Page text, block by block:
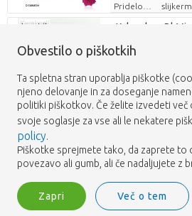
Loading...
Cena za kos
Loading...
Cena za kos
Loading...
Kalanchoe Bl
Cena za kos
Zaloga
Št. rastlin/lonec
1
Pridelovalec
fa. jan
Kalanchoe Bl
Cena za kos
Skupaj:
?
Št. rastlin/lonec
1
Pridelovalec
kp
Kalanchoe Bl
Obvestilo o piškotkih
Ta spletna stran uporablja piškotke
njeno delovanje in za doseganje
politiki piškotkov. Če želite izvedeti več
svoje soglasje za vse ali le nekatere
policy.
Piškotke sprejmete tako, da zaprete to
povezavo ali gumb, ali če nadaljujete z
Zapri Več o tem